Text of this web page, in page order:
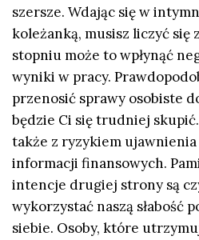
szersze. Wdając się w
koleżanką, musisz liczyć się
stopniu może to wpłynąć
wyniki w pracy.
przenosić sprawy osobiste
będzie Ci się trudniej
także z ryzykiem
informacji finansowych.
intencje drugiej strony są
wykorzystać naszą słabość
siebie. Osoby, które